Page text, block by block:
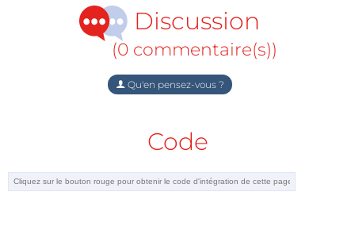
Discussion
(0 commentaire(s))
Qu'en pensez-vous ?
Code